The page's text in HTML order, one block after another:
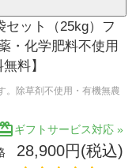
セット（25kg）フ
・化学肥料不使用
料】
。除草剤不使用・有機無農
ギフトサービス対応 »
28,900円(税込)